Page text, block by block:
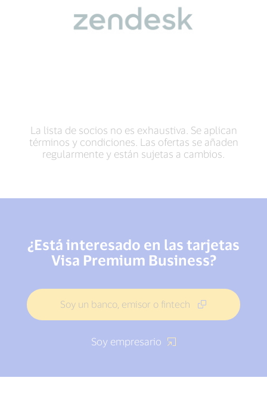
La lista de socios no es exhaustiva. Se aplican
términos y condiciones. Las ofertas se añaden
regularmente y están sujetas a cambios.
¿Está interesado en las tarjetas
Visa Premium Business?
Soy un banco, emisor o fintech
Soy empresario